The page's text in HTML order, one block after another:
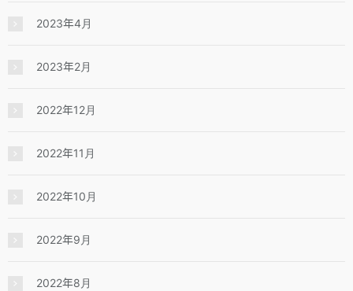
2023年4月
2023年2月
2022年12月
2022年11月
2022年10月
2022年9月
2022年8月